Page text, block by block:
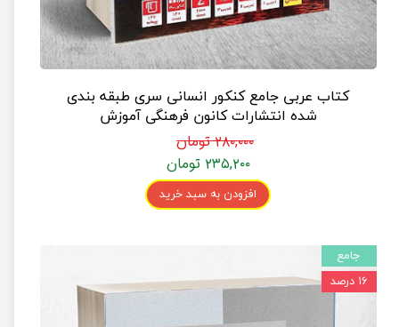
کتاب عربی جامع کنکور انسانی سری طبقه بندی
شده انتشارات کانون فرهنگی آموزش
۲۸۰,۰۰۰ تومان
۲۳۵,۲۰۰ تومان
افزودن به سبد خرید
جامع
۱۶ درصد